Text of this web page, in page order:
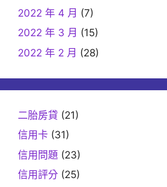
2022 年 4 月 (7)
2022 年 3 月 (15)
2022 年 2 月 (28)
二胎房貸 (21)
信用卡 (31)
信用問題 (23)
信用評分 (25)